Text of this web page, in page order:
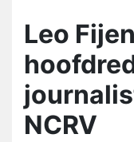
Leo Fijen
NCRV